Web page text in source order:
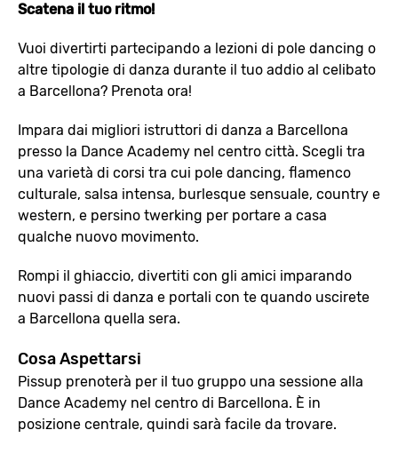
Scatena il tuo ritmo!
Vuoi divertirti partecipando a lezioni di pole dancing o
altre tipologie di danza durante il tuo addio al celibato
a Barcellona? Prenota ora!
Impara dai migliori istruttori di danza a Barcellona
presso la Dance Academy nel centro città. Scegli tra
una varietà di corsi tra cui pole dancing, flamenco
culturale, salsa intensa, burlesque sensuale, country e
western, e persino twerking per portare a casa
qualche nuovo movimento.
Rompi il ghiaccio, divertiti con gli amici imparando
nuovi passi di danza e portali con te quando uscirete
a Barcellona quella sera.
Cosa Aspettarsi
Pissup prenoterà per il tuo gruppo una sessione alla
Dance Academy nel centro di Barcellona. È in
posizione centrale, quindi sarà facile da trovare.